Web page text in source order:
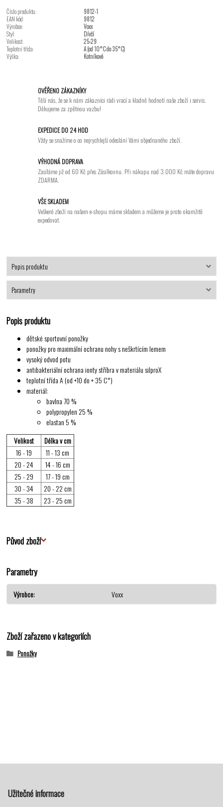
Číslo produktu:
9812-1
EAN kód:
9812
Výrobce:
Voxx
Styl:
Dívčí
Velikost:
25-29
Teplotní třída:
A (od 10°C do 35°C)
Výška:
Kotníkové
OVĚŘENO ZÁKAZNÍKY
Těší nás, že se k nám zákazníci rádi vrací a kladně hodnotí naše zboží i servis.
Děkujeme za zpětnou vazbu!
EXPEDICE DO 24 HOD
Vždy se snažíme o co nejrychlejší odeslání Vámi objednaného zboží.
VÝHODNÁ DOPRAVA
Zasíláme již od 60 Kč přes Zásilkovnu. Při nákupu nad 3.000 Kč máte dopravu
ZDARMA.
VŠE SKLADEM
Veškeré zboží na našem e-shopu máme skladem a můžeme je proto okamžitě
expedovat.
Popis produktu
Parametry
Popis produktu
dětské sportovní ponožky
ponožky pro maximální ochranu nohy s neškrtícím lemem
vysoký odvod potu
antibakteriální ochrana ionty stříbra v materiálu silproX
teplotní třída A (od +10 do + 35 C°)
materiál:
bavlna 70 %
polypropylen 25 %
elastan 5 %
Velikost
Délka v cm
16 - 19
11 - 13 cm
20 - 24
14 - 16 cm
25 - 29
17 - 19 cm
30 - 34
20 - 22 cm
35 - 38
23 - 25 cm
Původ zboží
Parametry
Výrobce Voxx
Zboží zařazeno v kategoriích
Ponožky
Užitečné informace